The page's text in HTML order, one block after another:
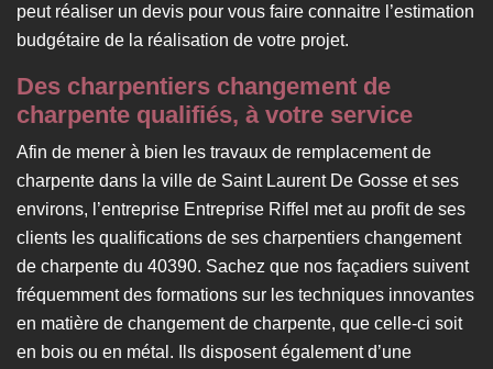
peut réaliser un devis pour vous faire connaitre l’estimation
budgétaire de la réalisation de votre projet.
Des charpentiers changement de
charpente qualifiés, à votre service
Afin de mener à bien les travaux de remplacement de
charpente dans la ville de Saint Laurent De Gosse et ses
environs, l’entreprise Entreprise Riffel met au profit de ses
clients les qualifications de ses charpentiers changement
de charpente du 40390. Sachez que nos façadiers suivent
fréquemment des formations sur les techniques innovantes
en matière de changement de charpente, que celle-ci soit
en bois ou en métal. Ils disposent également d’une